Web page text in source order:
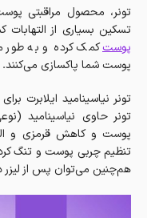
تونر، محصول مراقبتی
تسکین بسیاری از
پوستکمک کرده و به طور
پوست شما پاکسازی می‌کنند.
تونر نیاسینامید ایلابرت
پوست و کاهش قرمزی و
تنظیم چربی پوست و تنگ
هم‌چنین می‌توان پس از لیزر